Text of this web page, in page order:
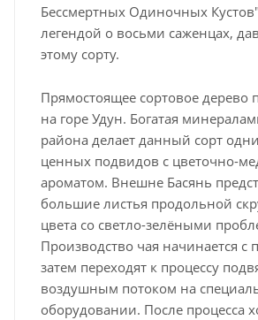
Бессмертных Одиночных
легендой о восьми саженцах,
этому сорту.
Прямостоящее сортовое дерево
на горе Удун. Богатая
района делает данный сорт
ценных подвидов с цветочно-
ароматом. Внешне Басянь
большие листья продольной
цвета со светло-зелёными
Производство чая начинается с
затем переходят к процессу
воздушным потоком на
оборудовании. После процесса